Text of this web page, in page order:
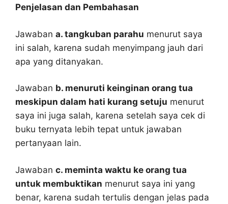
Penjelasan dan Pembahasan
Jawaban a. tangkuban parahu menurut saya
ini salah, karena sudah menyimpang jauh dari
apa yang ditanyakan.
Jawaban b. menuruti keinginan orang tua
meskipun dalam hati kurang setuju menurut
saya ini juga salah, karena setelah saya cek di
buku ternyata lebih tepat untuk jawaban
pertanyaan lain.
Jawaban c. meminta waktu ke orang tua
untuk membuktikan menurut saya ini yang
benar, karena sudah tertulis dengan jelas pada